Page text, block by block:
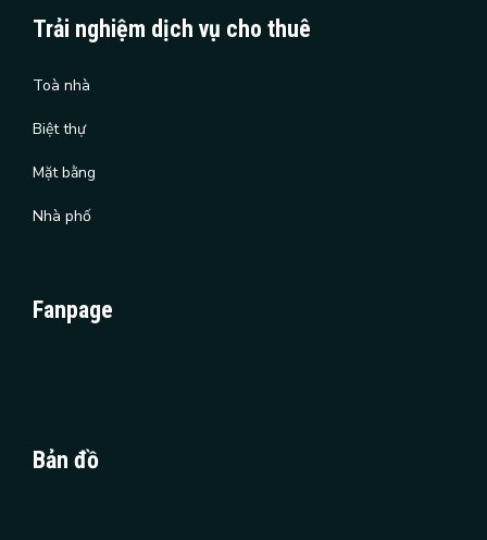
Trải nghiệm dịch vụ cho thuê
Toà nhà
Biệt thự
Mặt bằng
Nhà phố
Fanpage
Bản đồ